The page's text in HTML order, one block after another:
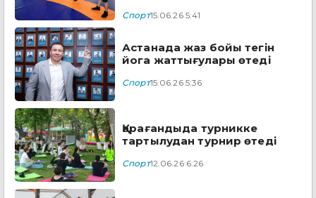
Спорт15.06.26 5:41
Астанада жаз бойы тегін
йога жаттығулары өтеді
Спорт15.06.26 5:36
Қарағандыда турникке
тартылудан турнир өтеді
Спорт12.06.26 6:26